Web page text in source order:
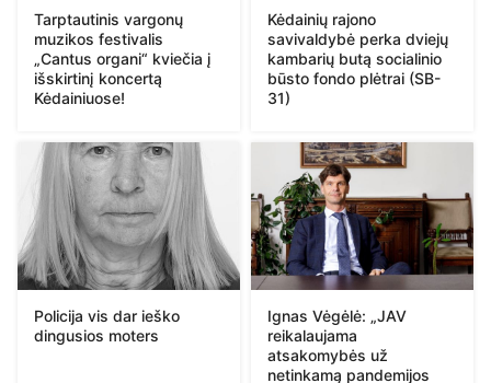
Tarptautinis vargonų
muzikos festivalis
„Cantus organi“ kviečia į
išskirtinį koncertą
Kėdainiuose!
Kėdainių rajono
savivaldybė perka dviejų
kambarių butą socialinio
būsto fondo plėtrai (SB-
31)
Policija vis dar ieško
dingusios moters
Ignas Vėgėlė: „JAV
reikalaujama
atsakomybės už
netinkamą pandemijos